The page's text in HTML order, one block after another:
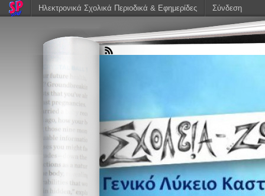
Ηλεκτρονικά Σχολικά Περιοδικά & Εφημερίδες Σύνδεση